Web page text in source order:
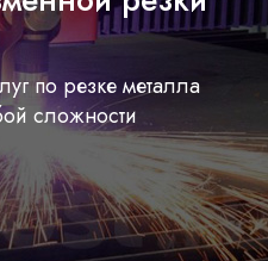
по резке металла
сложности